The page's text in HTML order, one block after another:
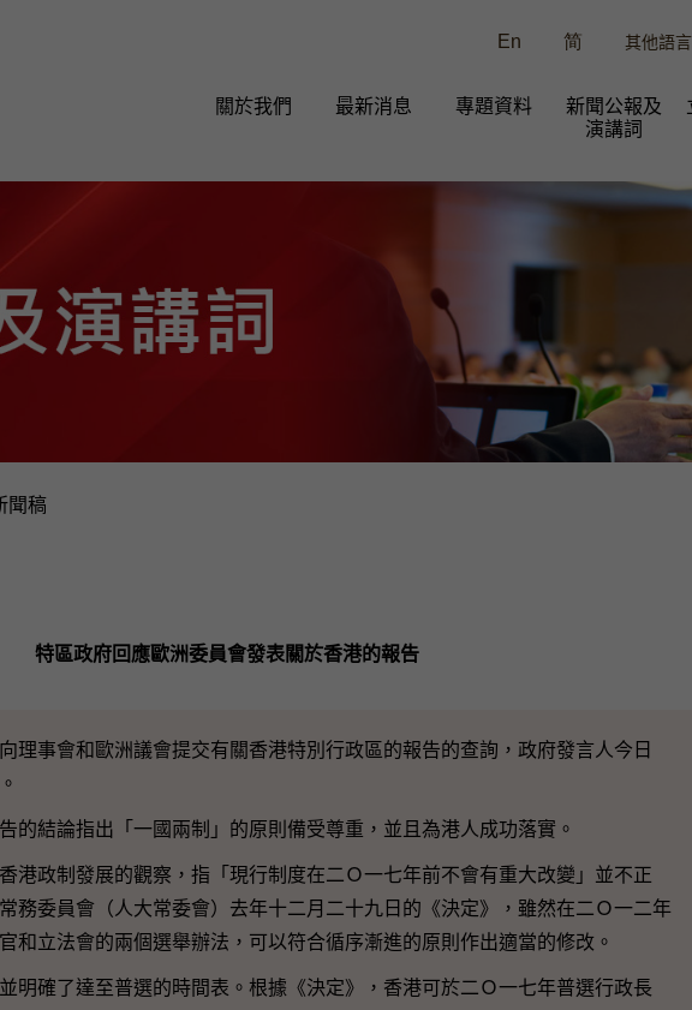
En 简 其他語言
關於我們 最新消息 專題資料
新聞公報及
演講詞
聞稿
特區政府回應歐洲委員會發表關於香港的報告
事會和歐洲議會提交有關香港特別行政區的報告的查詢，政府發言人今日
結論指出「一國兩制」的原則備受尊重，並且為港人成功落實。
政制發展的觀察，指「現行制度在二Ｏ一七年前不會有重大改變」並不正
務委員會（人大常委會）去年十二月二十九日的《決定》，雖然在二Ｏ一二年
和立法會的兩個選舉辦法，可以符合循序漸進的原則作出適當的修改。
確了達至普選的時間表。根據《決定》，香港可於二Ｏ一七年普選行政長